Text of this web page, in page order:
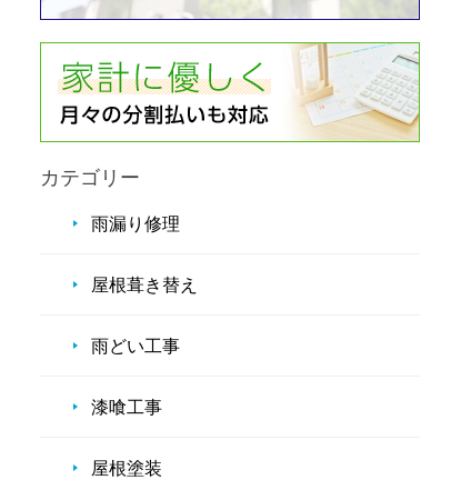
カテゴリー
雨漏り修理
屋根葺き替え
雨どい工事
漆喰工事
屋根塗装